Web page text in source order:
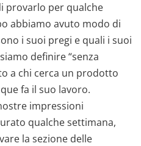
provarlo per qualche
abbiamo avuto modo di
i suoi pregi e quali i suoi
definire “senza
a chi cerca un prodotto
fa il suo lavoro.
impressioni
qualche settimana,
la sezione delle